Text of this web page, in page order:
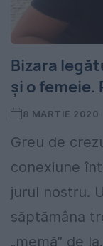
Bizara
și o femeie.
8 MARTIE 2020
Greu de
conexiune
jurul nostru.
săptămâna
„memă” de